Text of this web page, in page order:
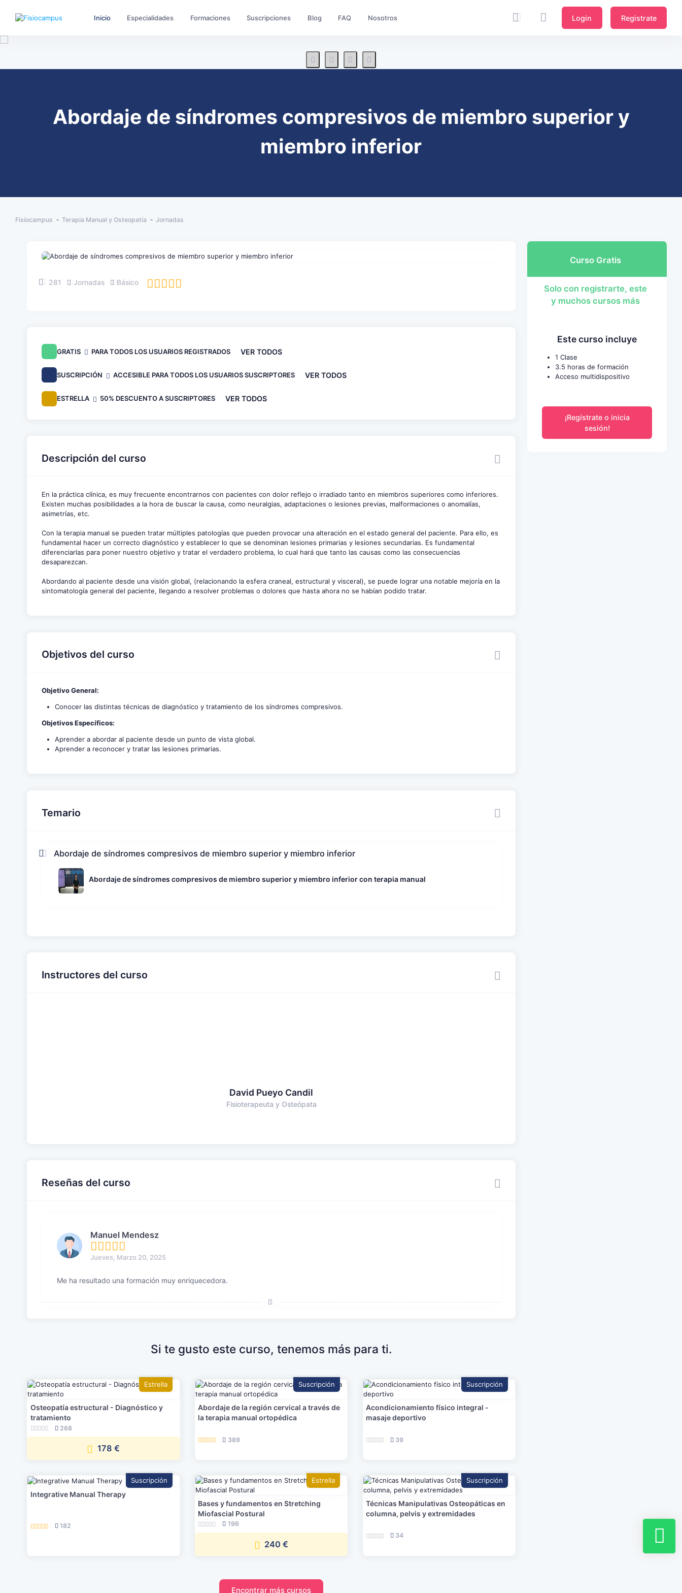
Inicio Especialidades Formaciones Suscripciones Blog FAQ Nosotros Login Registrate
Abordaje de síndromes compresivos de miembro superior y
miembro inferior
Fisiocampus Terapia Manual y Osteopatía Jornadas
281 Jornadas Básico
GRATIS PARA TODOS LOS USUARIOS REGISTRADOS VER TODOS
SUSCRIPCIÓN ACCESIBLE PARA TODOS LOS USUARIOS SUSCRIPTORES VER TODOS
ESTRELLA 50% DESCUENTO A SUSCRIPTORES VER TODOS
Descripción del curso
En la práctica clínica, es muy frecuente encontrarnos con pacientes con dolor reflejo o irradiado tanto en miembros superiores como inferiores.
Existen muchas posibilidades a la hora de buscar la causa, como neuralgias, adaptaciones o lesiones previas, malformaciones o anomalías,
asimetrías, etc.
Con la terapia manual se pueden tratar múltiples patologías que pueden provocar una alteración en el estado general del paciente. Para ello, es
fundamental hacer un correcto diagnóstico y establecer lo que se denominan lesiones primarias y lesiones secundarias. Es fundamental
diferenciarlas para poner nuestro objetivo y tratar el verdadero problema, lo cual hará que tanto las causas como las consecuencias
desaparezcan.
Abordando al paciente desde una visión global, (relacionando la esfera craneal, estructural y visceral), se puede lograr una notable mejoría en la
sintomatología general del paciente, llegando a resolver problemas o dolores que hasta ahora no se habían podido tratar.
Objetivos del curso
Objetivo General:
Conocer las distintas técnicas de diagnóstico y tratamiento de los síndromes compresivos.
Objetivos Específicos:
Aprender a abordar al paciente desde un punto de vista global.
Aprender a reconocer y tratar las lesiones primarias.
Temario
Abordaje de síndromes compresivos de miembro superior y miembro inferior
Abordaje de síndromes compresivos de miembro superior y miembro inferior con terapia manual
Instructores del curso
David Pueyo Candil
Fisioterapeuta y Osteópata
Reseñas del curso
Manuel Mendesz
Jueves, Marzo 20, 2025
Me ha resultado una formación muy enriquecedora.
Si te gusto este curso, tenemos más para ti.
Estrella
Osteopatía estructural - Diagnóstico y
tratamiento
268
178 €
Suscripción
Abordaje de la región cervical a través de
la terapia manual ortopédica
389
Suscripción
Acondicionamiento físico integral -
masaje deportivo
39
Suscripción
Integrative Manual Therapy
182
Estrella
Bases y fundamentos en Stretching
Miofascial Postural
196
240 €
Suscripción
Técnicas Manipulativas Osteopáticas en
columna, pelvis y extremidades
34
Encontrar más cursos
Curso Gratis
Solo con registrarte, este
y muchos cursos más
Este curso incluye
1 Clase
3.5 horas de formación
Acceso multidispositivo
¡Regístrate o inicia
sesión!